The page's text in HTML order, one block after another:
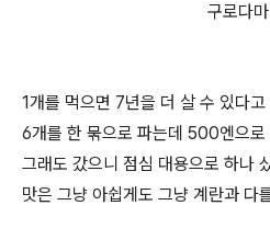
구로다
1개를 먹으면 7년을 더 살 수 있다
6개를 한 묶으로 파는데 500엔으로
그래도 갔으니 점심 대용으로 하나
맛은 그냥 아쉽게도 그냥 계란과 다